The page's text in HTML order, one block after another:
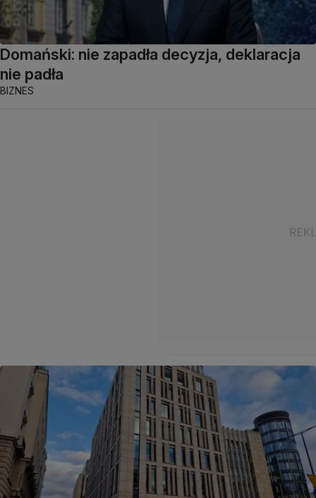
Domański: nie zapadła decyzja, deklaracja
nie padła
BIZNES